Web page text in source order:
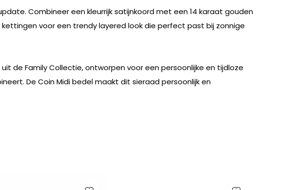
Combineer een kleurrijk satijnkoord met een 14 karaat gouden
voor een trendy layered look die perfect past bij zonnige
de Family Collectie, ontworpen voor een persoonlijke en tijdloze
De Coin Midi bedel maakt dit sieraad persoonlijk en